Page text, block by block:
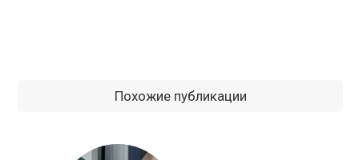
Похожие публикации